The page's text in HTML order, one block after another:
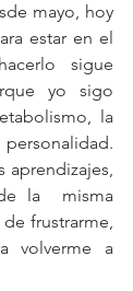
mayo, hoy
estar en el
sigue
yo sigo
la
aprendizajes,
la  misma
frustrarme,
volverme a